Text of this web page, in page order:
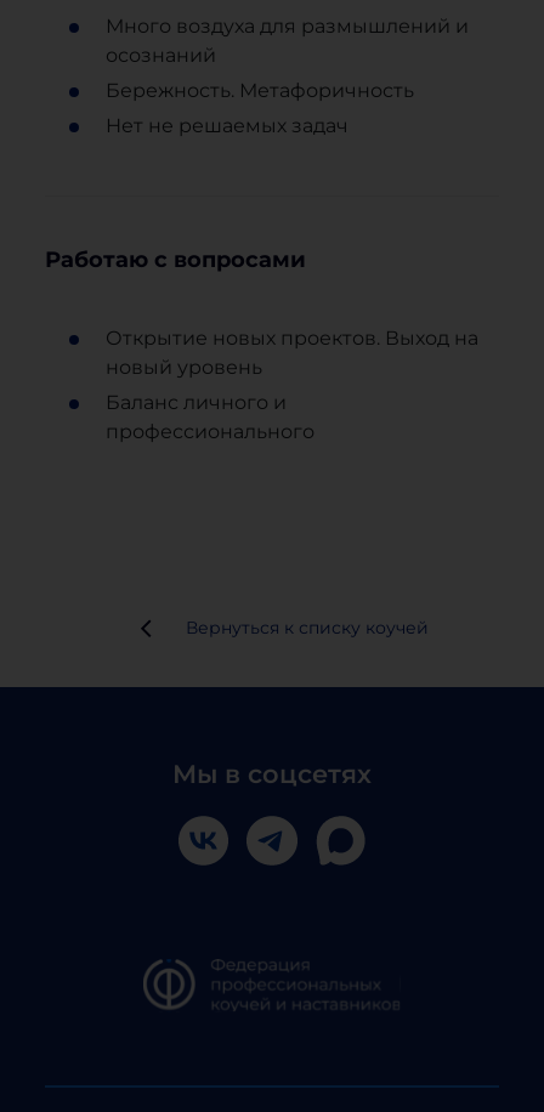
Много воздуха для размышлений и
осознаний
Бережность. Метафоричность
Нет не решаемых задач
Работаю с вопросами
Открытие новых проектов. Выход на
новый уровень
Баланс личного и
профессионального
Вернуться к списку коучей
Мы в соцсетях